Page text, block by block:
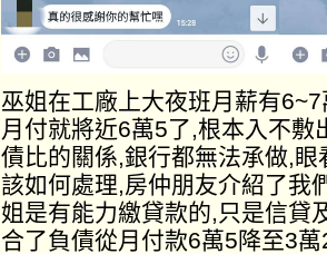
巫姐在工廠上大夜班月薪有
月付就將近6萬5了,根本入不
債比的關係,銀行都無法承做,
該如何處理,房仲朋友介紹了我
姐是有能力繳貸款的,只是信貸
合了負債從月付款6萬5降至3